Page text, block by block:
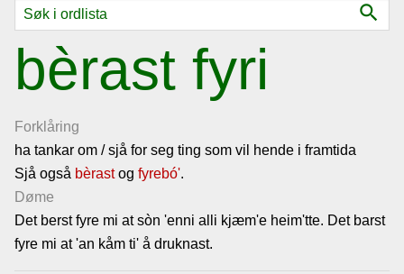
search
bèrast fyri
Forklåring
ha tankar om / sjå for seg ting som vil hende i framtida
Sjå også bèrastog fyrebó'.
Døme
Det berst fyre mi at sòn 'enni alli kjæm'e heim'tte. Det barst
fyre mi at 'an kåm ti' å druknast.
Ordliste
Om
vallemålet
Gjestebok
Nyhende